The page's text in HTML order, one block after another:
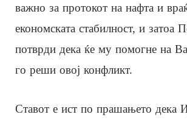
важно за протокот на нафта и
економската стабилност, и затоа
потврди дека ќе му помогне на
го реши овој конфликт.
Ставот е ист по прашањето дека